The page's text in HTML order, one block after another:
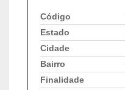
Código
Estado
Cidade
Bairro
Finalidade